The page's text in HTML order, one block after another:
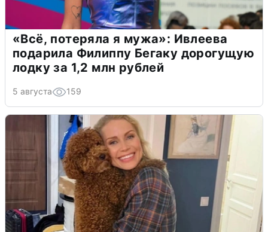
«Всё, потеряла я мужа»: Ивлеева
подарила Филиппу Бегаку дорогущую
лодку за 1,2 млн рублей
5 августа 159